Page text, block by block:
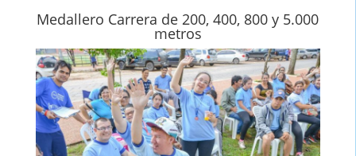
Medallero Carrera de 200, 400, 800 y 5.000
metros